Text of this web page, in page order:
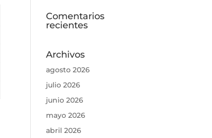
Comentarios
recientes
Archivos
agosto 2026
julio 2026
junio 2026
mayo 2026
abril 2026